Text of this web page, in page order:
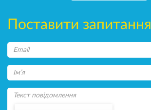
Поставити запитання